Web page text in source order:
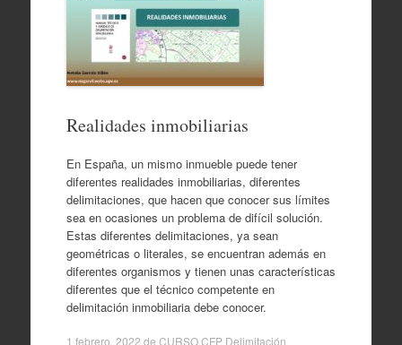
Realidades inmobiliarias
En España, un mismo inmueble puede tener
diferentes realidades inmobiliarias, diferentes
delimitaciones, que hacen que conocer sus límites
sea en ocasiones un problema de difícil solución.
Estas diferentes delimitaciones, ya sean
geométricas o literales, se encuentran además en
diferentes organismos y tienen unas características
diferentes que el técnico competente en
delimitación inmobiliaria debe conocer.
1 febrero, 2022 de CURSO CFP Delimitación